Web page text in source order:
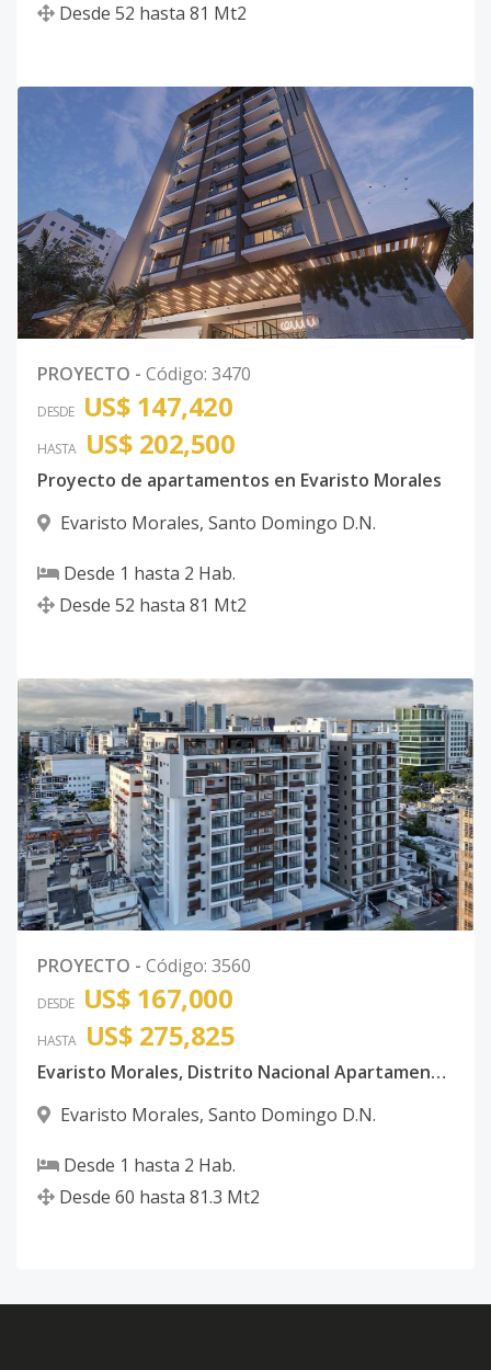
Desde 52 hasta 81 Mt2
0
PROYECTO - Código: 3470
DESDE US$ 147,420
HASTA US$ 202,500
Proyecto de apartamentos en Evaristo Morales
Evaristo Morales, Santo Domingo D.N.
Desde 1 hasta 2 Hab.
Desde 52 hasta 81 Mt2
PROYECTO - Código: 3560
DESDE US$ 167,000
HASTA US$ 275,825
Evaristo Morales, Distrito Nacional Apartamentos de 1 y 2 habitaciones en Moderna torre
Evaristo Morales, Santo Domingo D.N.
Desde 1 hasta 2 Hab.
Desde 60 hasta 81.3 Mt2